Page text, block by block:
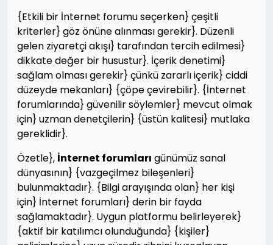
{Etkili bir İnternet forumu seçerken} çeşitli
kriterler} göz önüne alınması gerekir}. Düzenli
gelen ziyaretçi akışı} tarafından tercih edilmesi}
dikkate değer bir husustur}. İçerik denetimi}
sağlam olması gerekir} çünkü zararlı içerik} ciddi
düzeyde mekanları} {çöpe çevirebilir}. {İnternet
forumlarında} güvenilir söylemler} mevcut olmak
için} uzman denetçilerin} {üstün kalitesi} mutlaka
gereklidir}.
Özetle}, İnternet forumları günümüz sanal
dünyasının} {vazgeçilmez bileşenleri}
bulunmaktadır}. {Bilgi arayışında olan} her kişi
için} İnternet forumları} derin bir fayda
sağlamaktadır}. Uygun platformu belirleyerek}
{aktif bir katılımcı olunduğunda} {kişiler}